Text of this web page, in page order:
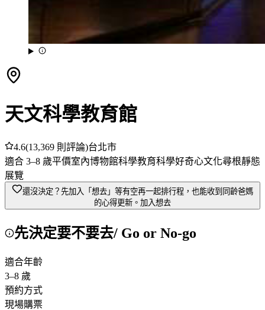
天文科學教育館
4.6(13,369 則評論)台北市
適合 3–8 歲平價室內博物館科學教育科學好奇心文化尋根靜態
展覽
還沒決定？先加入「想去」 等有空再一起排行程，也能收到同齡爸媽
的心得更新。 加入想去
先決定要不要去/ Go or No-go
適合年齡
3–8 歲
預約方式
現場購票